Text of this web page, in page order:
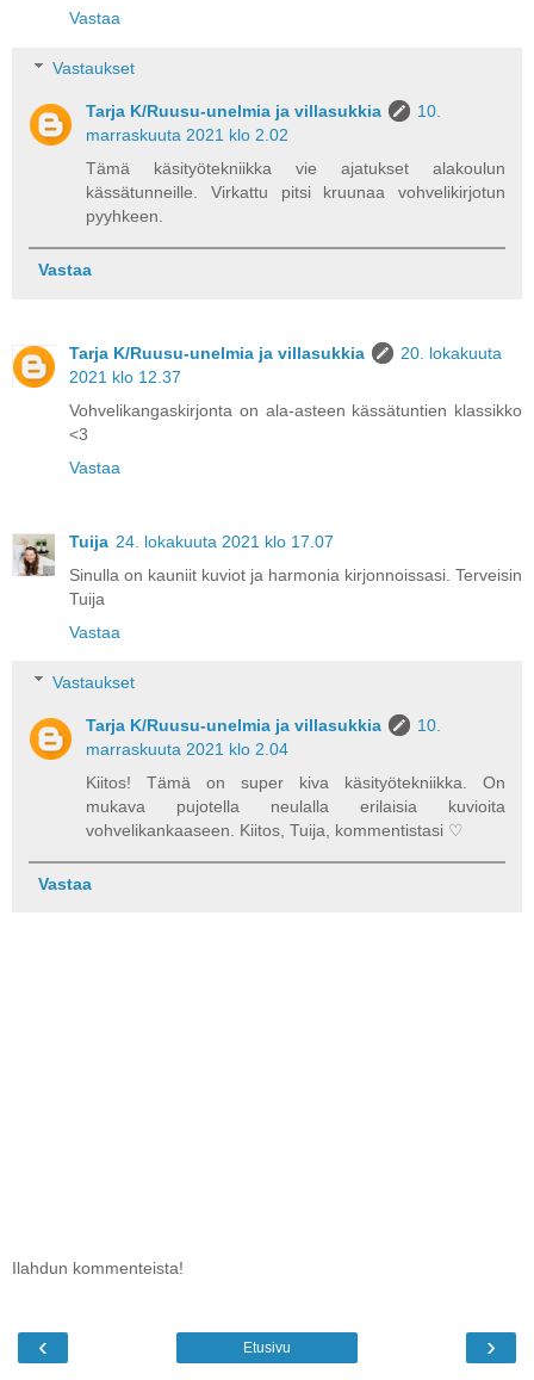
Vastaa
Vastaukset
Tarja K/Ruusu-unelmia ja villasukkia
10.
marraskuuta 2021 klo 2.02
Tämä käsityötekniikka vie ajatukset alakoulun
kässätunneille. Virkattu pitsi kruunaa vohvelikirjotun
pyyhkeen.
Vastaa
Tarja K/Ruusu-unelmia ja villasukkia
20. lokakuuta
2021 klo 12.37
Vohvelikangaskirjonta on ala-asteen kässätuntien klassikko
<3
Vastaa
Tuija 24. lokakuuta 2021 klo 17.07
Sinulla on kauniit kuviot ja harmonia kirjonnoissasi. Terveisin
Tuija
Vastaa
Vastaukset
Tarja K/Ruusu-unelmia ja villasukkia
10.
marraskuuta 2021 klo 2.04
Kiitos! Tämä on super kiva käsityötekniikka. On
mukava pujotella neulalla erilaisia kuvioita
vohvelikankaaseen. Kiitos, Tuija, kommentistasi ♡
Vastaa
Ilahdun kommenteista!
‹ ›
Etusivu